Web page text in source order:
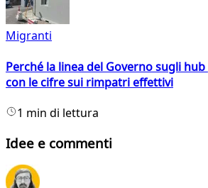
Migranti
Perché la linea del Governo sugli
con le cifre sui rimpatri effettivi
1 min di lettura
Idee e commenti